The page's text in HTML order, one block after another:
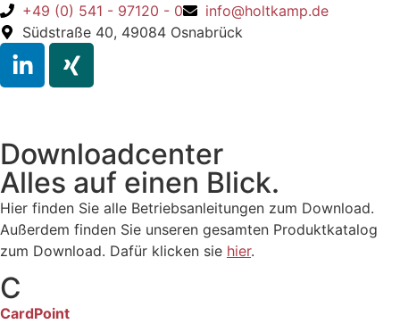
+49 (0) 541 - 97120 - 0
info@holtkamp.de
Südstraße 40, 49084 Osnabrück
Downloadcenter
Alles auf einen Blick.
Hier finden Sie alle Betriebsanleitungen zum Download.
Außerdem finden Sie unseren gesamten Produktkatalog
zum Download. Dafür klicken sie hier.
C
CardPoint